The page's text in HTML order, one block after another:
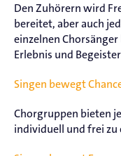
Den Zuhörern wird
bereitet, aber auch
einzelnen
Erlebnis und
Singen bewegt
Chorgruppen bieten
individuell und frei zu